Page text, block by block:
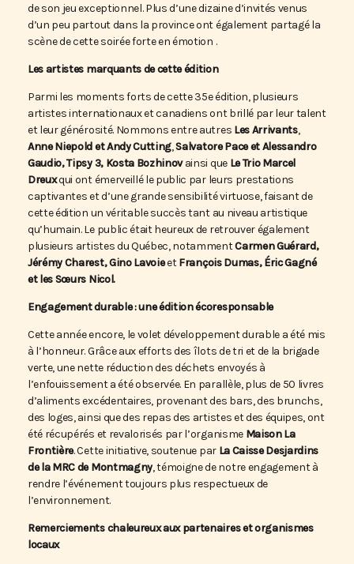
de son jeu exceptionnel. Plus d’une dizaine d’invités venus
d’un peu partout dans la province ont également partagé la
scène de cette soirée forte en émotion .
Les artistes marquants de cette édition
Parmi les moments forts de cette 35e édition, plusieurs
artistes internationaux et canadiens ont brillé par leur talent
et leur générosité. Nommons entre autres Les Arrivants,
Anne Niepold et Andy Cutting,Salvatore Pace et Alessandro
Gaudio, Tipsy 3, Kosta Bozhinovainsi que Le Trio Marcel
Dreuxqui ont émerveillé le public par leurs prestations
captivantes et d’une grande sensibilité virtuose, faisant de
cette édition un véritable succès tant au niveau artistique
qu’humain. Le public était heureux de retrouver également
plusieurs artistes du Québec, notammentCarmen Guérard,
Jérémy Charest, Gino LavoieetFrançois Dumas, Éric Gagné
et les Sœurs Nicol.
Engagement durable : une édition écoresponsable
Cette année encore, le volet développement durable a été mis
à l’honneur. Grâce aux efforts des îlots de tri et de la brigade
verte, une nette réduction des déchets envoyés à
l’enfouissement a été observée. En parallèle, plus de 50 livres
d’aliments excédentaires, provenant des bars, des brunchs,
des loges, ainsi que des repas des artistes et des équipes, ont
été récupérés et revalorisés par l’organisme Maison La
Frontière. Cette initiative, soutenue par La Caisse Desjardins
de la MRC de Montmagny, témoigne de notre engagement à
rendre l’événement toujours plus respectueux de
l’environnement.
Remerciements chaleureux aux partenaires et organismes
locaux